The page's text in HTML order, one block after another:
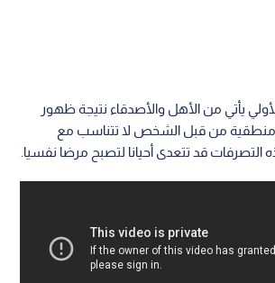
يأتي من الأهل والأصدقاء نتيجة ظهور
منطقية من قبل الشخص لا تتناسب مع
التصرفات قد تتعدى أحيانا لتصبح مرضا نفسيا.